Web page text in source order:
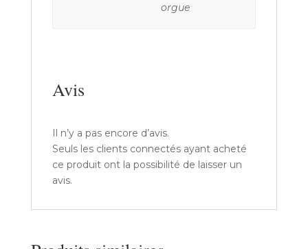
orgue
Avis
Il n’y a pas encore d’avis.
Seuls les clients connectés ayant acheté
ce produit ont la possibilité de laisser un
avis.